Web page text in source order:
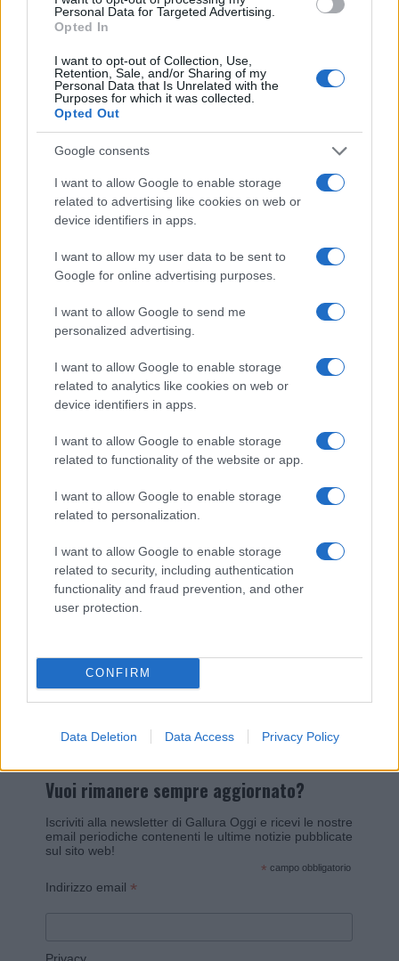
Personal Data for Targeted Advertising.
Opted In
I want to opt-out of Collection, Use,
Retention, Sale, and/or Sharing of my
Personal Data that Is Unrelated with the
Purposes for which it was collected.
Opted Out
Google consents
I want to allow Google to enable storage
related to advertising like cookies on web or
device identifiers in apps.
I want to allow my user data to be sent to
Google for online advertising purposes.
I want to allow Google to send me
personalized advertising.
I want to allow Google to enable storage
related to analytics like cookies on web or
device identifiers in apps.
I want to allow Google to enable storage
related to functionality of the website or app.
I want to allow Google to enable storage
related to personalization.
I want to allow Google to enable storage
related to security, including authentication
functionality and fraud prevention, and other
user protection.
CONFIRM
Data Deletion Data Access Privacy Policy
NECROLOGIE
Mario Malu
Paolo Pinna
Martina Agostina Diturco
I nostri cari
I nostri cari
Giovannimaria Cabras
Invia un Comunicato Stampa
Vuoi rimanere sempre aggiornato?
Iscriviti alla newsletter di Gallura Oggi e ricevi le nostre
email periodiche contenenti le ultime notizie pubblicate
sul sito web!
* campo obbligatorio
Indirizzo email *
Privacy